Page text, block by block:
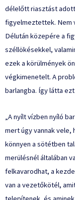
délelőttriasztást
figyelmeztettek. Nem
Délután közepére a
széllökésekkel,
ezek a körülmények
végkimenetelt. A
barlangba. Így látta
„A nyílt vízben nyíló
mert úgy vannak vele,
könnyen a sötétben
merülésnél általában
felkavarodhat, a
van a vezetőkötél,